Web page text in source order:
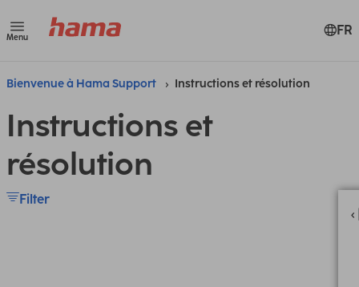
Menu FR
Bienvenue à Hama Support Instructions et résolution
Instructions et
résolution
Filter